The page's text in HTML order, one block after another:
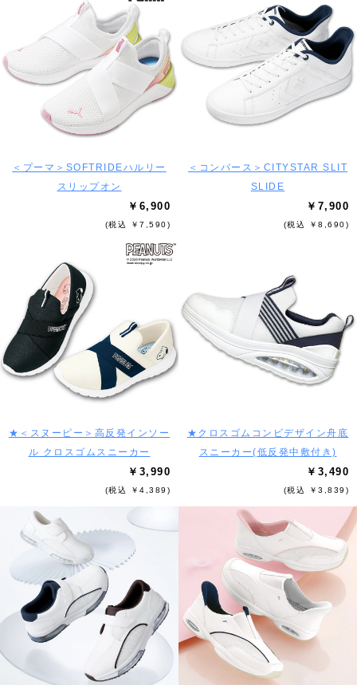
＜プーマ＞SOFTRIDEハルリー
スリップオン
￥6,900
(税込 ￥7,590)
＜コンバース＞CITYSTAR SLIT
SLIDE
￥7,900
(税込 ￥8,690)
★＜スヌーピー＞高反発インソー
ル クロスゴムスニーカー
￥3,990
(税込 ￥4,389)
★クロスゴムコンビデザイン舟底
スニーカー(低反発中敷付き)
￥3,490
(税込 ￥3,839)